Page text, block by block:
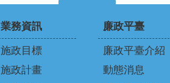
業務資訊
施政目標
施政計畫
廉政平臺
廉政平臺介紹
動態消息